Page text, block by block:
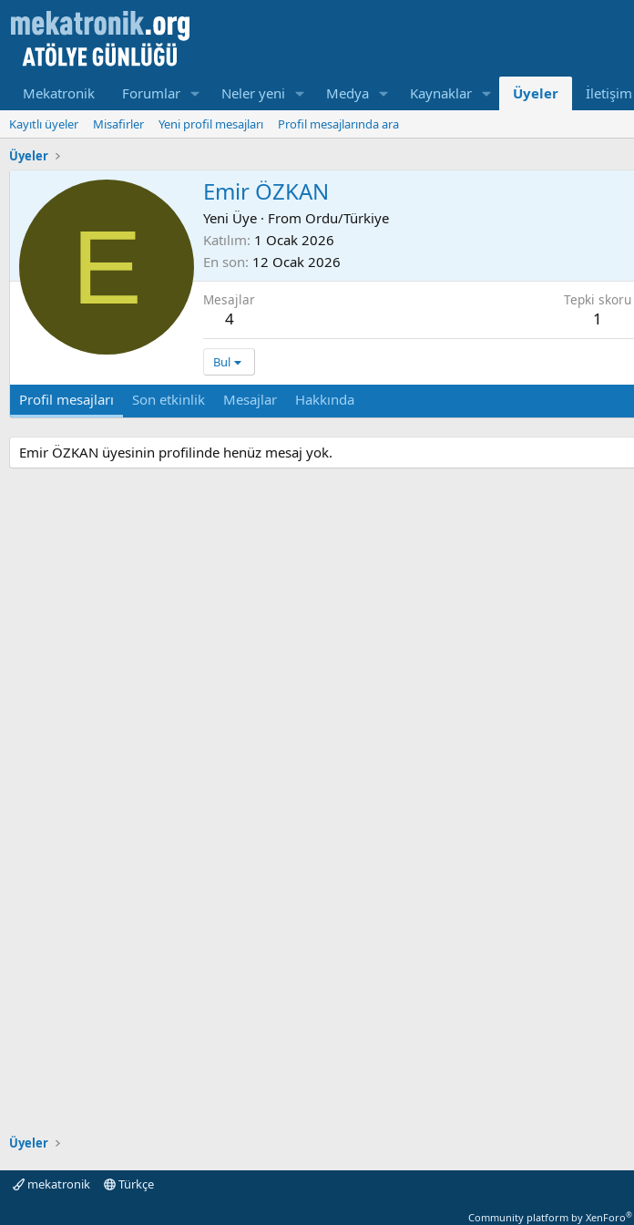
Mekatronik Forumlar Neler yeni Medya Kaynaklar Üyeler İletişim
Kayıtlı üyeler Misafirler Yeni profil mesajları
Profil mesajlarında ara
Üyeler
E
Emir ÖZKAN
Yeni Üye · From Ordu/Türkiye
Katılım 1 Ocak 2026
En son 12 Ocak 2026
Mesajlar
4
Tepki skoru
1
Bul
Profil mesajları Son etkinlik Mesajlar Hakkında
Emir ÖZKAN üyesinin profilinde henüz mesaj yok.
Üyeler
mekatronik Türkçe
Community platform by XenForo®